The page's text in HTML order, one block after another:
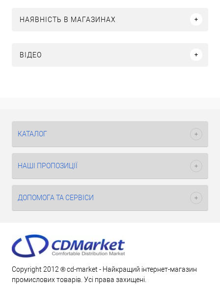
НАЯВНІСТЬ В МАГАЗИНАХ
ВІДЕО
КАТАЛОГ
НАШІ ПРОПОЗИЦІЇ
ДОПОМОГА ТА СЕРВІСИ
Copyright 2012 ® cd-market - Найкращий інтернет-магазин
промислових товарів. Усі права захищені.